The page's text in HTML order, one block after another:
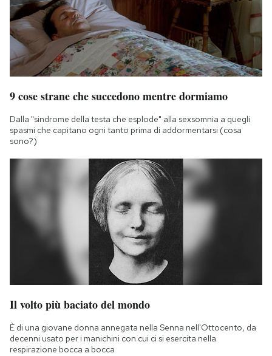
9 cose strane che succedono mentre dormiamo
Dalla "sindrome della testa che esplode" alla sexsomnia a quegli
spasmi che capitano ogni tanto prima di addormentarsi (cosa
sono?)
Il volto più baciato del mondo
È di una giovane donna annegata nella Senna nell'Ottocento, da
decenni usato per i manichini con cui ci si esercita nella
respirazione bocca a bocca